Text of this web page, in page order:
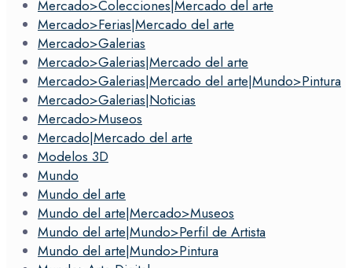
Mercado>Colecciones|Mercado del arte
Mercado>Ferias|Mercado del arte
Mercado>Galerias
Mercado>Galerias|Mercado del arte
Mercado>Galerias|Mercado del arte|Mundo>Pintura
Mercado>Galerias|Noticias
Mercado>Museos
Mercado|Mercado del arte
Modelos 3D
Mundo
Mundo del arte
Mundo del arte|Mercado>Museos
Mundo del arte|Mundo>Perfil de Artista
Mundo del arte|Mundo>Pintura